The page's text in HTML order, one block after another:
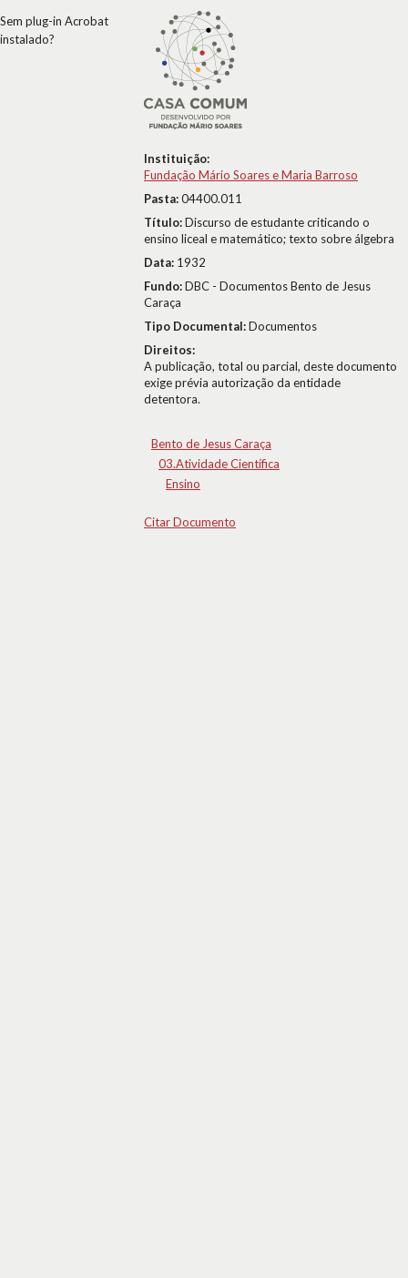
Instituição:
Fundação Mário Soares e Maria Barroso
Pasta:04400.011
Título:Discurso de estudante criticando o
ensino liceal e matemático; texto sobre álgebra
Data: 1932
Fundo:DBC - Documentos Bento de Jesus
Caraça
Tipo Documental:Documentos
Direitos:
A publicação, total ou parcial, deste documento
exige prévia autorização da entidade
detentora.
Bento de Jesus Caraça
03.Atividade Científica
Ensino
Citar Documento
Sem plug-in Acrobat
instalado?